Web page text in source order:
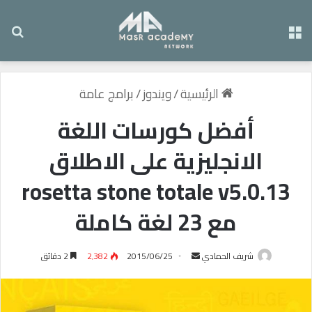
الرئيسية/ويندوز/برامج عامة
أفضل كورسات اللغة
الانجليزية على الاطلاق
rosetta stone totale v5.0.13
مع 23 لغة كاملة
شريف الحمادي 2015/06/25 2٬382 2 دقائق